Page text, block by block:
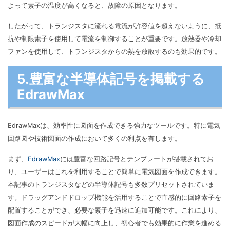
よって素子の温度が高くなると、故障の原因となります。
したがって、トランジスタに流れる電流が許容値を超えないように、抵
抗や制限素子を使用して電流を制御することが重要です。放熱器や冷却
ファンを使用して、トランジスタからの熱を放散するのも効果的です。
5.豊富な半導体記号を掲載する
EdrawMax
EdrawMaxは、効率性に図面を作成できる強力なツールです。特に電気
回路図や技術図面の作成において多くの利点を有します。
まず、 EdrawMaxには豊富な回路記号とテンプレートが搭載されてお
り、ユーザーはこれを利用することで簡単に電気図面を作成できます。
本記事のトランジスタなどの半導体記号も多数プリセットされていま
す。ドラッグアンドドロップ機能を活用することで直感的に回路素子を
配置することができ、必要な素子を迅速に追加可能です。これにより、
図面作成のスピードが大幅に向上し、初心者でも効果的に作業を進める